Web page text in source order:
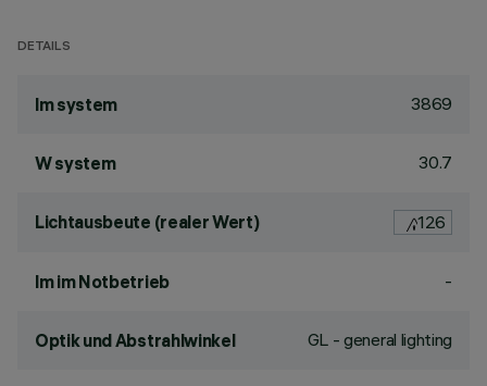
DETAILS
lm system 3869
W system 30.7
Lichtausbeute (realer Wert) 126
lm im Notbetrieb -
Optik und Abstrahlwinkel GL - general lighting